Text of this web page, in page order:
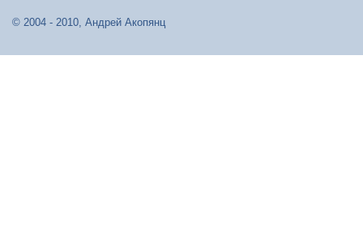
© 2004 - 2010, Андрей Акопянц